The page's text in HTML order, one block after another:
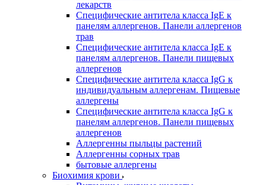
лекарств
Специфические антитела класса IgE к
панелям аллергенов. Панели аллергенов
трав
Специфические антитела класса IgE к
панелям аллергенов. Панели пищевых
аллергенов
Специфические антитела класса IgG к
индивидуальным аллергенам. Пищевые
аллергены
Специфические антитела класса IgG к
панелям аллергенов. Панели пищевых
аллергенов
Аллергенны пыльцы растений
Аллергенны сорных трав
бытовые аллергены
Биохимия крови